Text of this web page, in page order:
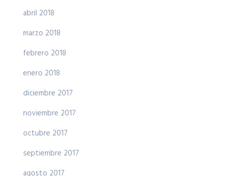
abril 2018
marzo 2018
febrero 2018
enero 2018
diciembre 2017
noviembre 2017
octubre 2017
septiembre 2017
agosto 2017